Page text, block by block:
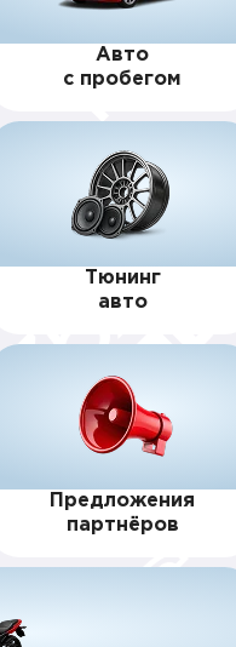
Авто
с пробегом
Тюнинг
авто
Предложения
партнёров